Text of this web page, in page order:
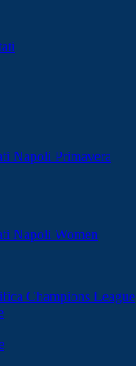
Napoli Primavera
Napoli Women
Champions League